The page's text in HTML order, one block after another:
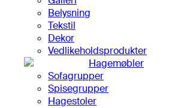
Belysning
Tekstil
Dekor
Vedlikeholdsprodukter
Hagemøbler
Sofagrupper
Spisegrupper
Hagestoler